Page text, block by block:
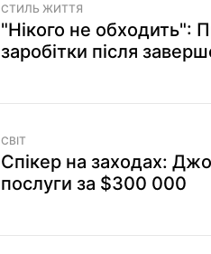
СТИЛЬ ЖИТТЯ
"Нікого не обходить":
заробітки після
СВІТ
Спікер на заходах:
послуги за $300 000